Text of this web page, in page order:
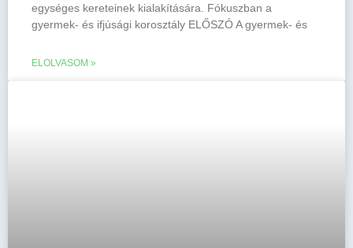
egységes kereteinek kialakítására. Fókuszban a
gyermek- és ifjúsági korosztály ELŐSZÓ A gyermek- és
ELOLVASOM »